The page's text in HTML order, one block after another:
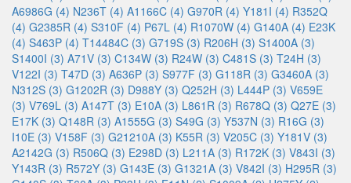
A6986G (4) N236T (4) A1166C (4) G970R (4) Y181I (4) R352Q
(4) G2385R (4) S310F (4) P67L (4) R1070W (4) G140A (4) E23K
(4) S463P (4) T14484C (3) G719S (3) R206H (3) S1400A (3)
S1400I (3) A71V (3) C134W (3) R24W (3) C481S (3) T24H (3)
V122I (3) T47D (3) A636P (3) S977F (3) G118R (3) G3460A (3)
N312S (3) G1202R (3) D988Y (3) Q252H (3) L444P (3) V659E
(3) V769L (3) A147T (3) E10A (3) L861R (3) R678Q (3) Q27E (3)
E17K (3) Q148R (3) A1555G (3) S49G (3) Y537N (3) R16G (3)
I10E (3) V158F (3) G21210A (3) K55R (3) V205C (3) Y181V (3)
A2142G (3) R506Q (3) E298D (3) L211A (3) R172K (3) V843I (3)
Y143R (3) R572Y (3) G143E (3) G1321A (3) V842I (3) H295R (3)